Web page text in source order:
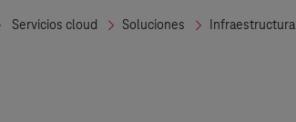
Servicios cloud Soluciones